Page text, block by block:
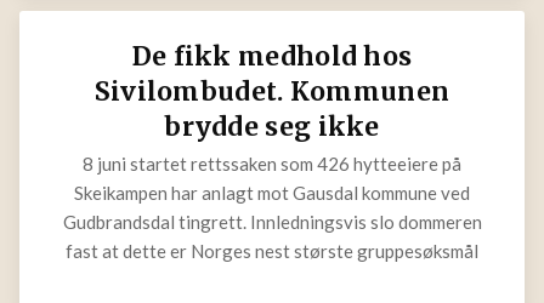
De fikk medhold hos
Sivilombudet. Kommunen
brydde seg ikke
8 juni startet rettssaken som 426 hytteeiere på
Skeikampen har anlagt mot Gausdal kommune ved
Gudbrandsdal tingrett. Innledningsvis slo dommeren
fast at dette er Norges nest største gruppesøksmål